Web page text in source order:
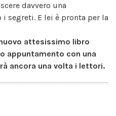
davvero una
i segreti. E lei è pronta per la
attesissimo libro
appuntamento con una
ancora una volta i lettori.